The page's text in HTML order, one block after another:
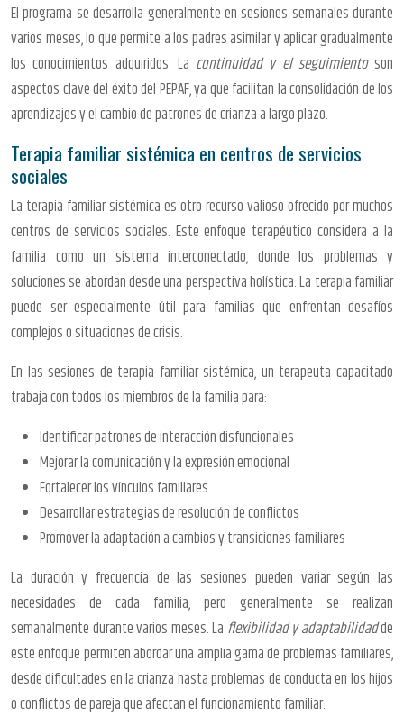
El programa se desarrolla generalmente en sesiones semanales durante
varios meses, lo que permite a los padres asimilar y aplicar gradualmente
los conocimientos adquiridos. La continuidad y el seguimiento son
aspectos clave del éxito del PEPAF, ya que facilitan la consolidación de los
aprendizajes y el cambio de patrones de crianza a largo plazo.
Terapia familiar sistémica en centros de servicios
sociales
La terapia familiar sistémica es otro recurso valioso ofrecido por muchos
centros de servicios sociales. Este enfoque terapéutico considera a la
familia como un sistema interconectado, donde los problemas y
soluciones se abordan desde una perspectiva holística. La terapia familiar
puede ser especialmente útil para familias que enfrentan desafíos
complejos o situaciones de crisis.
En las sesiones de terapia familiar sistémica, un terapeuta capacitado
trabaja con todos los miembros de la familia para:
Identificar patrones de interacción disfuncionales
Mejorar la comunicación y la expresión emocional
Fortalecer los vínculos familiares
Desarrollar estrategias de resolución de conflictos
Promover la adaptación a cambios y transiciones familiares
La duración y frecuencia de las sesiones pueden variar según las
necesidades de cada familia, pero generalmente se realizan
semanalmente durante varios meses. La flexibilidad y adaptabilidadde
este enfoque permiten abordar una amplia gama de problemas familiares,
desde dificultades en la crianza hasta problemas de conducta en los hijos
o conflictos de pareja que afectan el funcionamiento familiar.